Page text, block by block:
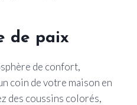
de paix
de confort,
coin de votre maison en
des coussins colorés,